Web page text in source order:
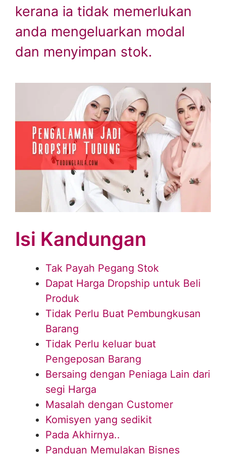
kerana ia tidak memerlukan
anda mengeluarkan modal
dan menyimpan stok.
Isi Kandungan
Tak Payah Pegang Stok
Dapat Harga Dropship untuk Beli
Produk
Tidak Perlu Buat Pembungkusan
Barang
Tidak Perlu keluar buat
Pengeposan Barang
Bersaing dengan Peniaga Lain dari
segi Harga
Masalah dengan Customer
Komisyen yang sedikit
Pada Akhirnya..
Panduan Memulakan Bisnes